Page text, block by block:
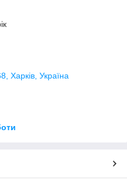
Харків, Україна